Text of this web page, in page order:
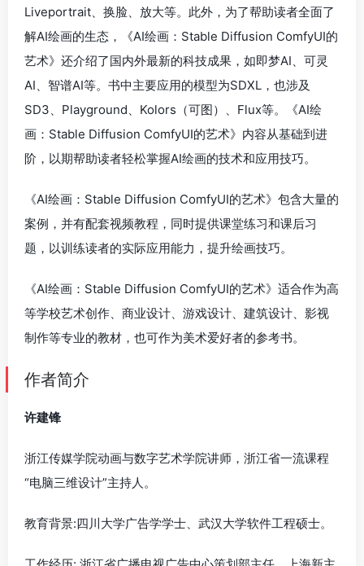
Liveportrait、换脸、放大等。此外，为了帮助读者全面了
解AI绘画的生态，《AI绘画：Stable Diffusion ComfyUI的
艺术》还介绍了国内外最新的科技成果，如即梦AI、可灵
AI、智谱AI等。书中主要应用的模型为SDXL，也涉及
SD3、Playground、Kolors（可图）、Flux等。《AI绘
画：Stable Diffusion ComfyUI的艺术》内容从基础到进
阶，以期帮助读者轻松掌握AI绘画的技术和应用技巧。
《AI绘画：Stable Diffusion ComfyUI的艺术》包含大量的
案例，并有配套视频教程，同时提供课堂练习和课后习
题，以训练读者的实际应用能力，提升绘画技巧。
《AI绘画：Stable Diffusion ComfyUI的艺术》适合作为高
等学校艺术创作、商业设计、游戏设计、建筑设计、影视
制作等专业的教材，也可作为美术爱好者的参考书。
作者简介
许建锋
浙江传媒学院动画与数字艺术学院讲师，浙江省一流课程
“电脑三维设计”主持人。
教育背景:四川大学广告学学士、武汉大学软件工程硕士。